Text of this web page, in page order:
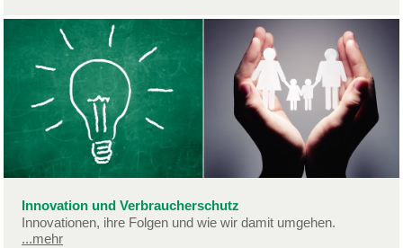
Innovation und Verbraucherschutz
Innovationen, ihre Folgen und wie wir damit umgehen.
...mehr